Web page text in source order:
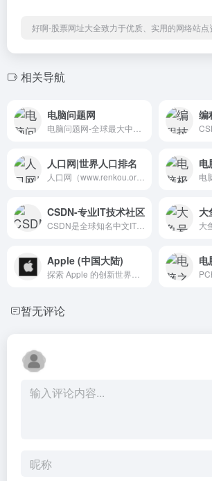
好啊-股票网址大全致力于优质、实用的网络站点
相关导航
电脑问题网
人口网|世界人口排名 电
CSDN-专业IT技术社区 大
Apple (中国大陆) 电
暂无评论